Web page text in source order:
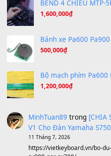
Tiếng Đàn Hàm Oan (8.194)
Under Pressure
A Long December (8.155)
Ta Sẽ Trở Lại
Ông Hoàng Bảy (8.133)
Avenged Sevenfold - Buried
Sản phẩm dành cho bạn
BEND 4 CHIỀU
1,600,000₫